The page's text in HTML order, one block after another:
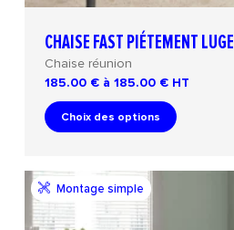
CHAISE FAST PIÉTEMENT LUGE
Chaise réunion
185.00 € à 185.00 € HT
Choix des options
Montage simple